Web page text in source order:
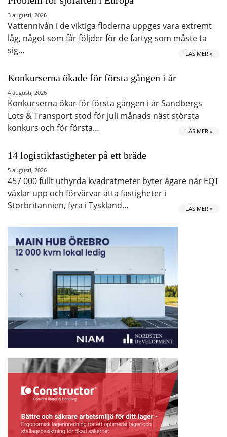
3 augusti, 2026
Vattennivån i de viktiga floderna uppges vara extremt
låg, något som får följder för de fartyg som måste ta
sig…
LÄS MER »
Konkurserna ökade för första gången i år
4 augusti, 2026
Konkurserna ökar för första gången i år Sandbergs
Lots & Transport stod för juli månads näst största
konkurs och för första…
LÄS MER »
14 logistikfastigheter på ett bräde
5 augusti, 2026
457 000 fullt uthyrda kvadratmeter byter ägare när EQT
växlar upp och förvärvar åtta fastigheter i
Storbritannien, fyra i Tyskland…
LÄS MER »